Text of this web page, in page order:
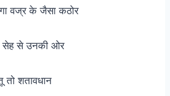
वज्र के जैसा कठोर
सेह से उनकी ओर
तो शतावधान